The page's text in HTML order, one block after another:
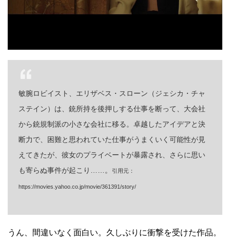
敏腕ロビイスト、エリザベス・スローン（ジェシカ・チャ
ステイン）は、銃所持を後押しする仕事を断って、大会社
から銃規制派の小さな会社に移る。卓越したアイデアと決
断力で、困難と思われていた仕事がうまくいく可能性が見
えてきたが、彼女のプライベートが暴露され、さらに思い
も寄らぬ事件が起こり……。
引用元：
https://movies.yahoo.co.jp/movie/361391/story/
うん、間違いなく面白い。久しぶりに衝撃を受けた作品。